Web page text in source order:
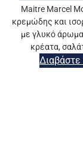
Maitre Marcel
κρεμώδης και
με γλυκό άρωμα
κρέατα,